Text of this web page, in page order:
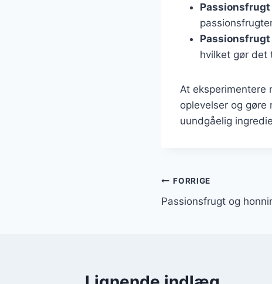
Passionsfrugt
hvilket gør det
At eksperimentere
oplevelser og gøre
uundgåelig
FORRIGE
Passionsfrugt og